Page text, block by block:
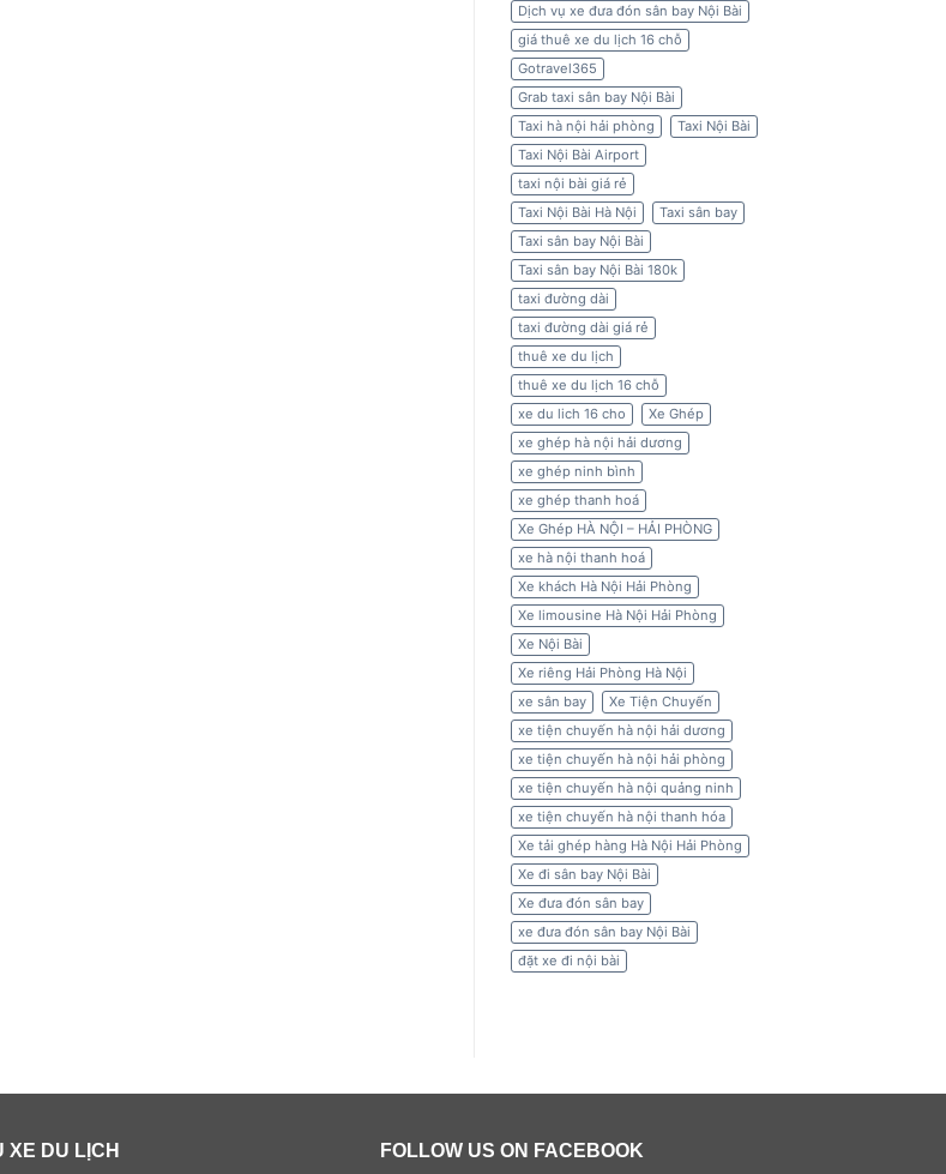
Dịch vụ xe đưa đón sân bay Nội Bài
giá thuê xe du lịch 16 chỗ
Gotravel365
Grab taxi sân bay Nội Bài
Taxi hà nội hải phòng
Taxi Nội Bài
Taxi Nội Bài Airport
taxi nội bài giá rẻ
Taxi Nội Bài Hà Nội
Taxi sân bay
Taxi sân bay Nội Bài
Taxi sân bay Nội Bài 180k
taxi đường dài
taxi đường dài giá rẻ
thuê xe du lịch
thuê xe du lịch 16 chỗ
xe du lich 16 cho
Xe Ghép
xe ghép hà nội hải dương
xe ghép ninh bình
xe ghép thanh hoá
Xe Ghép HÀ NỘI – HẢI PHÒNG
xe hà nội thanh hoá
Xe khách Hà Nội Hải Phòng
Xe limousine Hà Nội Hải Phòng
Xe Nội Bài
Xe riêng Hải Phòng Hà Nội
xe sân bay
Xe Tiện Chuyến
xe tiện chuyến hà nội hải dương
xe tiện chuyến hà nội hải phòng
xe tiện chuyến hà nội quảng ninh
xe tiện chuyến hà nội thanh hóa
Xe tải ghép hàng Hà Nội Hải Phòng
Xe đi sân bay Nội Bài
Xe đưa đón sân bay
xe đưa đón sân bay Nội Bài
đặt xe đi nội bài
XE DU LỊCH FOLLOW US ON FACEBOOK